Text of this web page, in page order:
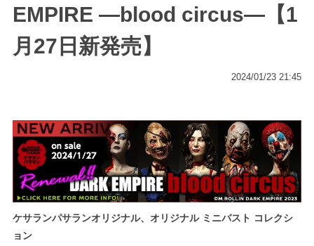
EMPIRE ―blood circus―【1
月27日新発売】
2024/01/23 21:45
ケサランパサランオリジナル、 オリジナル ミニバスト コレクシ
ョン